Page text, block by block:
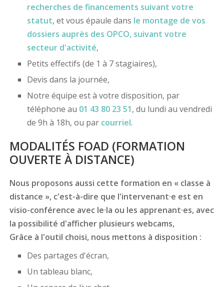
recherches de financements suivant votre
statut, et vous épaule dans le montage de vos
dossiers auprès des OPCO, suivant votre
secteur d'activité,
Petits effectifs (de 1 à 7 stagiaires),
Devis dans la journée,
Notre équipe est à votre disposition, par
téléphone au 01 43 80 23 51, du lundi au vendredi
de 9h à 18h, ou par courriel.
MODALITÉS FOAD (FORMATION
OUVERTE À DISTANCE)
Nous proposons aussi cette formation en « classe à
distance », c'est-à-dire que l'intervenant·e est en
visio-conférence avec le·la ou les apprenant·es, avec
la possibilité d'afficher plusieurs webcams,
Grâce à l'outil choisi, nous mettons à disposition :
Des partages d'écran,
Un tableau blanc,